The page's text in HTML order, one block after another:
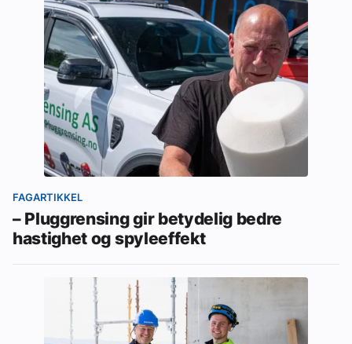
FAGARTIKKEL
– Pluggrensing gir betydelig bedre
hastighet og spyleeffekt